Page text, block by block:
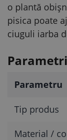
o plantă
pisica poate
ciuguli iarba
Parametru
Tip produs
Material /